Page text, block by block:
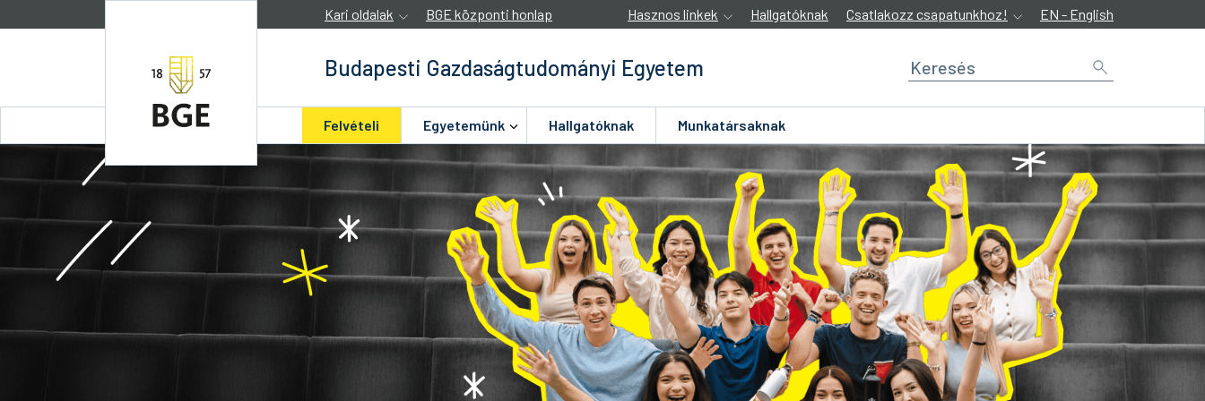
Kari oldalak BGE központi honlap Hasznos linkek Hallgatóknak Csatlakozz csapatunkhoz! EN - English
Budapesti Gazdaságtudományi Egyetem
Felvételi Egyetemünk Hallgatóknak Munkatársaknak